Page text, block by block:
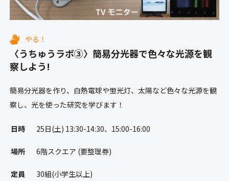
やる！
〈うちゅうラボ③〉簡易分光器で色々な光源を観
察しよう!
簡易分光器を作り、白熱電球や蛍光灯、太陽など色々な光源を観
察し、光を使った研究を学びます！
日時 25日(土) 13:30-14:30、15:00-16:00
場所 6階スクエア (要整理券)
定員 30組(小学生以上)